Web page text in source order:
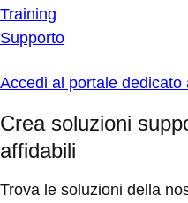
Training
Supporto
Accedi al portale dedicato
Crea soluzioni
affidabili
Trova le soluzioni della